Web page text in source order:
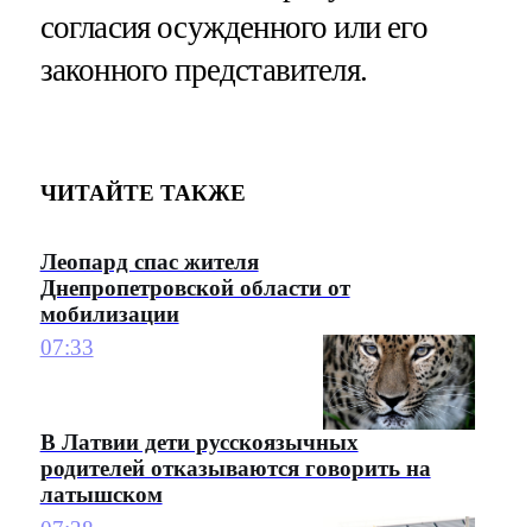
согласия осужденного или его
законного представителя.
ЧИТАЙТЕ ТАКЖЕ
Леопард спас жителя
Днепропетровской области от
мобилизации
07:33
В Латвии дети русскоязычных
родителей отказываются говорить на
латышском